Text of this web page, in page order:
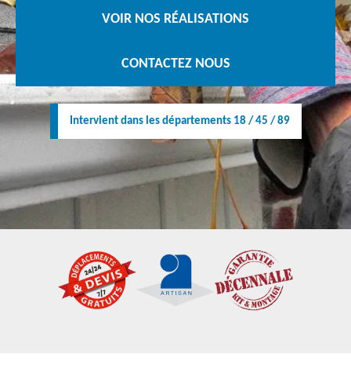
VOIR NOS RÉALISATIONS
CONTACTEZ NOUS
Intervient dans les départements 18 / 45 / 89